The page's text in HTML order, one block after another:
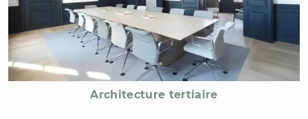
Architecture tertiaire